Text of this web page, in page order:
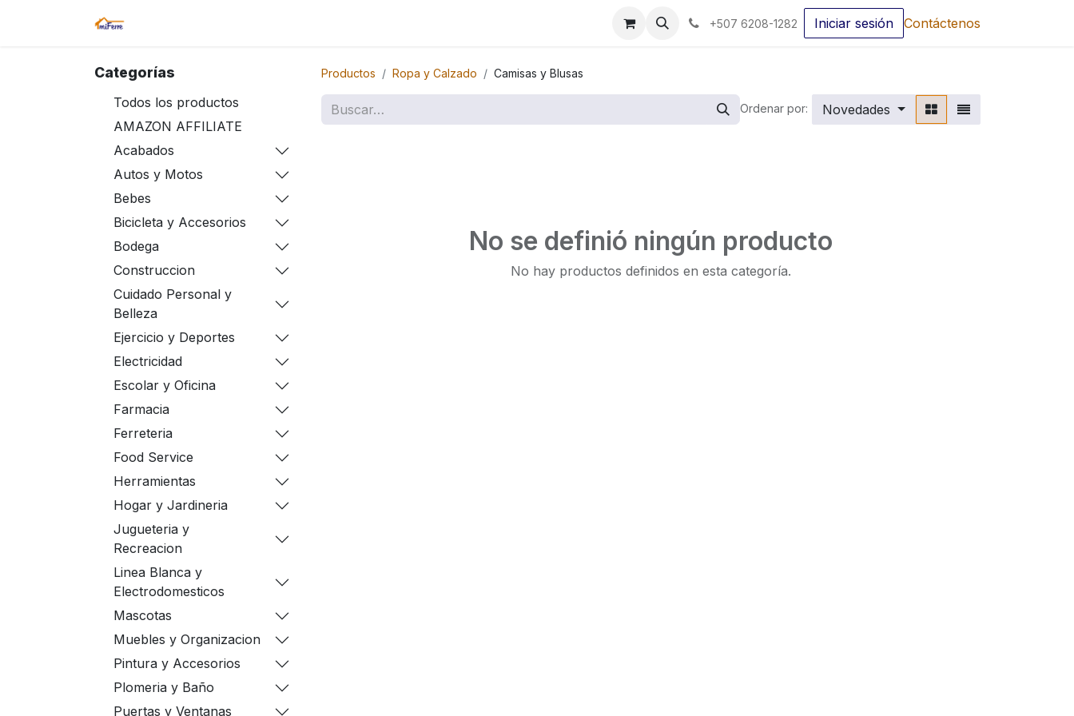
+507 6208-1282 Iniciar sesión Contáctenos
Categorías
Todos los productos
AMAZON AFFILIATE
Acabados
Autos y Motos
Bebes
Bicicleta y Accesorios
Bodega
Construccion
Cuidado Personal y
Belleza
Ejercicio y Deportes
Electricidad
Escolar y Oficina
Farmacia
Ferreteria
Food Service
Herramientas
Hogar y Jardineria
Jugueteria y
Recreacion
Linea Blanca y
Electrodomesticos
Mascotas
Muebles y Organizacion
Pintura y Accesorios
Plomeria y Baño
Puertas y Ventanas
Productos Ropa y Calzado Camisas y Blusas
Ordenar por: Novedades
No se definió ningún producto
No hay productos definidos en esta categoría.